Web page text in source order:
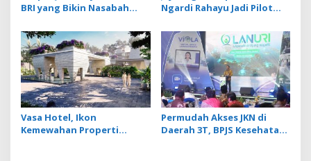
BRI yang Bikin Nasabah
Ngardi Rahayu Jadi Pilot
Nusa Dua
Vasa Hotel, Ikon
Kemewahan Properti
Permudah Akses JKN di
Daerah 3T, BPJS Kesehatan